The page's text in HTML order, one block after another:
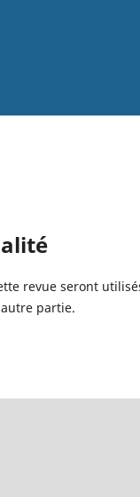
revue seront
partie.